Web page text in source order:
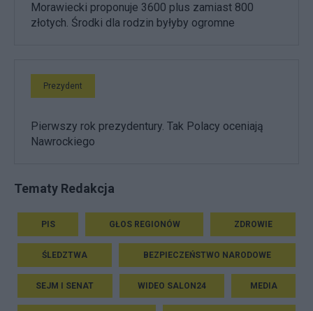
Morawiecki proponuje 3600 plus zamiast 800
złotych. Środki dla rodzin byłyby ogromne
Prezydent
Pierwszy rok prezydentury. Tak Polacy oceniają
Nawrockiego
Tematy Redakcja
PIS GŁOS REGIONÓW ZDROWIE
ŚLEDZTWA BEZPIECZEŃSTWO NARODOWE
SEJM I SENAT WIDEO SALON24 MEDIA